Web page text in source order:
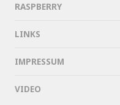
RASPBERRY
LINKS
IMPRESSUM
VIDEO